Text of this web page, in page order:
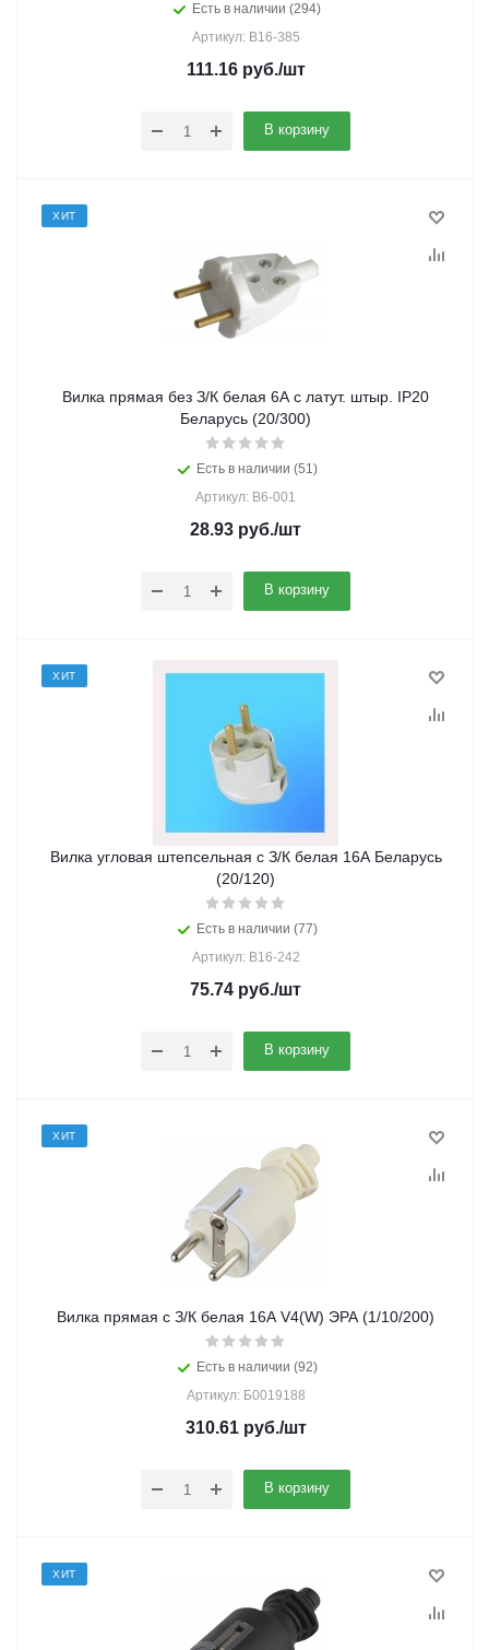
Есть в наличии (294)
Артикул: В16-385
111.16руб./шт
В корзину
ХИТ
Вилка прямая без З/К белая 6А с латут. штыр. IP20
Беларусь (20/300)
Есть в наличии (51)
Артикул: В6-001
28.93 руб./шт
В корзину
ХИТ
Вилка угловая штепсельная с З/К белая 16А Беларусь
(20/120)
Есть в наличии (77)
Артикул: В16-242
75.74 руб./шт
В корзину
ХИТ
Вилка прямая с З/К белая 16A V4(W) ЭРА (1/10/200)
Есть в наличии (92)
Артикул: Б0019188
310.61руб./шт
В корзину
ХИТ